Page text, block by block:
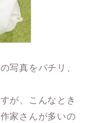
写真をパチリ、
が、こんなとき
家さんが多いの